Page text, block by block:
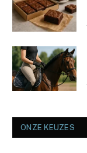
ONZE KEUZES